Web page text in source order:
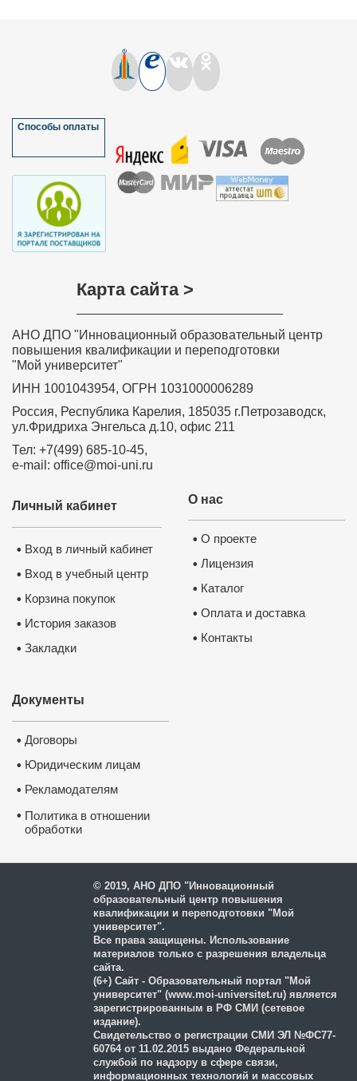
Способы оплаты
Карта сайта >
АНО ДПО "Инновационный образовательный центр
повышения квалификации и переподготовки
"Мой университет"
ИНН 1001043954, ОГРН 1031000006289
Россия, Республика Карелия, 185035 г.Петрозаводск,
ул.Фридриха Энгельса д.10, офис 211
Тел: +7(499) 685-10-45,
e-mail: office@moi-uni.ru
О нас
• О проекте
• Лицензия
• Каталог
• Оплата и доставка
• Контакты
Личный кабинет
• Вход в личный кабинет
• Вход в учебный центр
• Корзина покупок
• История заказов
• Закладки
Документы
• Договоры
• Юридическим лицам
• Рекламодателям
• Политика в отношении
обработки
© 2019, АНО ДПО "Инновационный
образовательный центр повышения
квалификации и переподготовки "Мой
университет".
Все права защищены. Использование
материалов только с разрешения владельца
сайта.
(6+) Сайт - Образовательный портал "Мой
университет" (www.moi-universitet.ru) является
зарегистрированным в РФ СМИ (сетевое
издание).
Свидетельство о регистрации СМИ ЭЛ №ФС77-
60764 от 11.02.2015 выдано Федеральной
службой по надзору в сфере связи,
информационных технологий и массовых